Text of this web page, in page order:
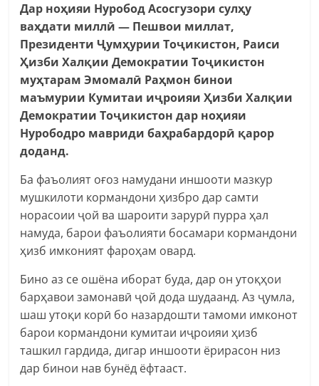
Дар ноҳияи Нуробод Асосгузори сулҳу
ваҳдати миллӣ — Пешвои миллат,
Президенти Ҷумҳурии Тоҷикистон, Раиси
Ҳизби Халқии Демократии Тоҷикистон
муҳтарам Эмомалӣ Раҳмон бинои
маъмурии Кумитаи иҷроияи Ҳизби Халқии
Демократии Тоҷикистон дар ноҳияи
Нурободро мавриди баҳрабардорӣ қарор
доданд.
Ба фаъолият оғоз намудани иншооти мазкур
мушкилоти кормандони ҳизбро дар самти
норасоии ҷой ва шароити зарурӣ пурра ҳал
намуда, барои фаъолияти босамари кормандони
ҳизб имконият фароҳам овард.
Бино аз се ошёна иборат буда, дар он утоқҳои
барҳавои замонавӣ ҷой дода шудаанд. Аз ҷумла,
шаш утоқи корӣ бо назардошти тамоми имконот
барои кормандони кумитаи иҷроияи ҳизб
ташкил гардида, дигар иншооти ёрирасон низ
дар бинои нав бунёд ёфтааст.